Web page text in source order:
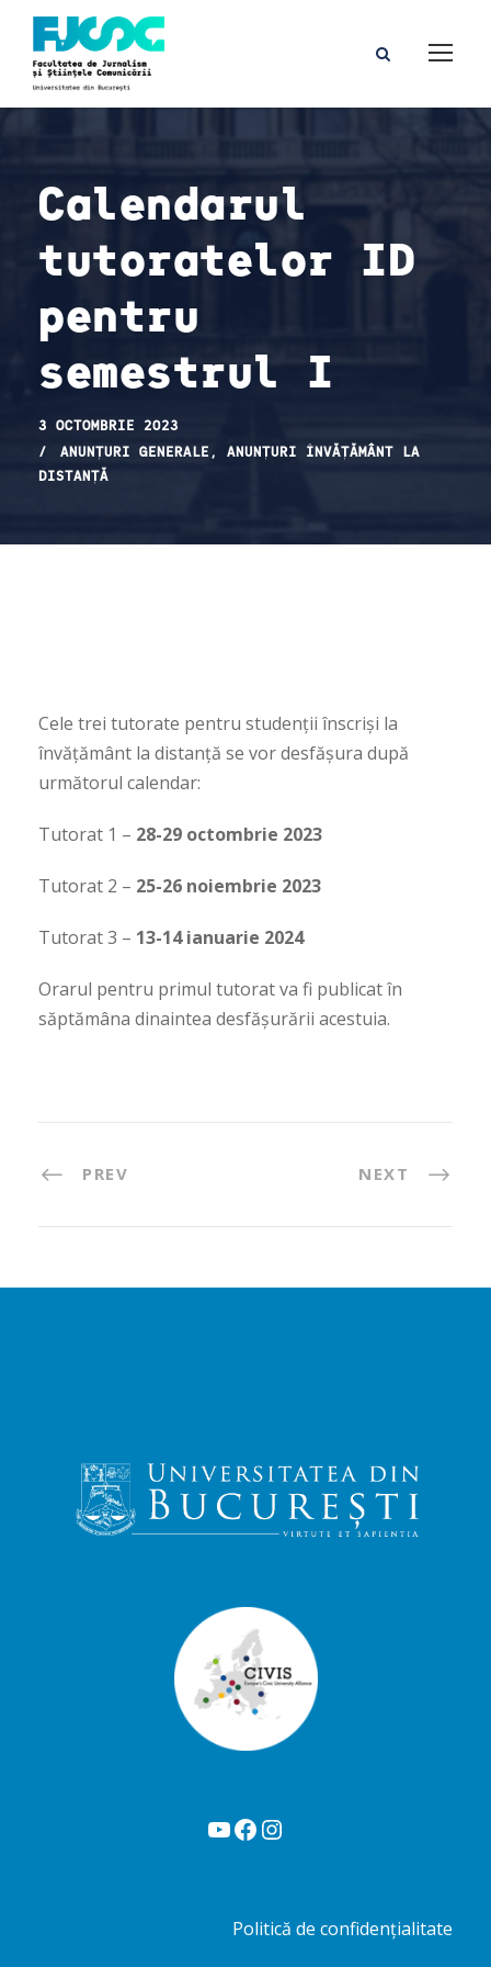
Calendarul
tutoratelor ID
pentru
semestrul I
3 OCTOMBRIE 2023
ANUNȚURI GENERALE ,
ANUNȚURI ÎNVĂȚĂMÂNT LA
DISTANȚĂ
Cele trei tutorate pentru studenții înscriși la
învățământ la distanță se vor desfășura după
următorul calendar:
Tutorat 1 – 28-29 octombrie 2023
Tutorat 2 – 25-26 noiembrie 2023
Tutorat 3 – 13-14 ianuarie 2024
Orarul pentru primul tutorat va fi publicat în
săptămâna dinaintea desfășurării acestuia.
PREV NEXT
YouTube Facebook Instagram
Politică de confidențialitate